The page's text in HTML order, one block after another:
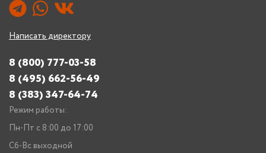
Написать директору
8 (800) 777-03-58
8 (495) 662-56-49
8 (383) 347-64-74
Режим работы:
Пн-Пт с 8:00 до 17:00
Сб-Вс выходной